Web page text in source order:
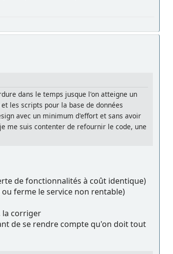
dans le temps jusque l'on atteigne un
les scripts pour la base de données
avec un minimum d'effort et sans avoir
me suis contenter de refournir le code, une
de fonctionnalités à coût identique)
ferme le service non rentable)
la corriger
de se rendre compte qu'on doit tout